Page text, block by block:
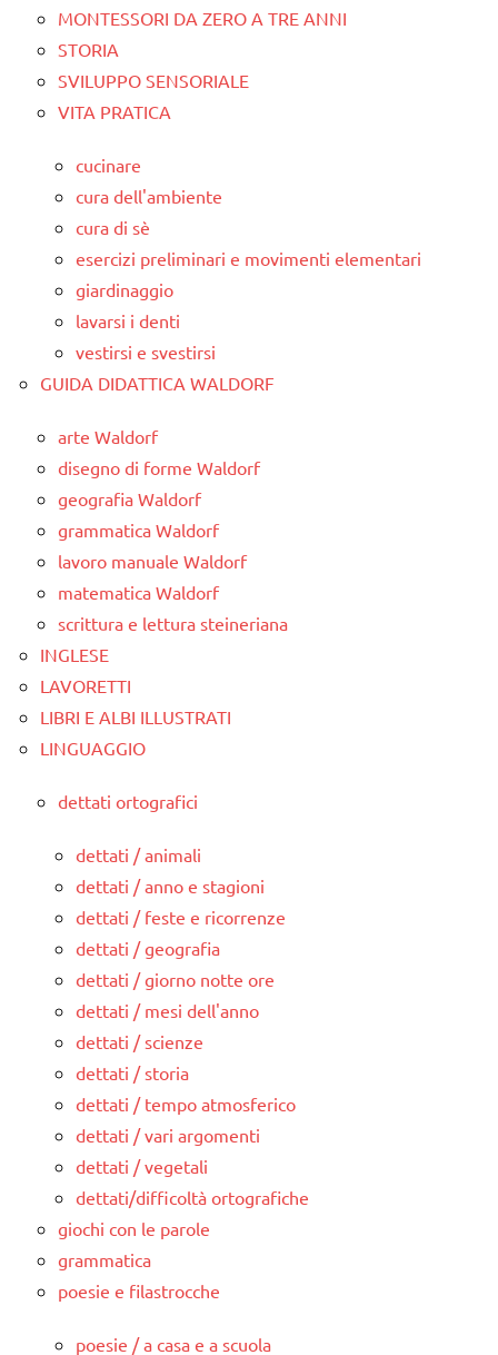
MONTESSORI DA ZERO A TRE ANNI
STORIA
SVILUPPO SENSORIALE
VITA PRATICA
cucinare
cura dell'ambiente
cura di sè
esercizi preliminari e movimenti elementari
giardinaggio
lavarsi i denti
vestirsi e svestirsi
GUIDA DIDATTICA WALDORF
arte Waldorf
disegno di forme Waldorf
geografia Waldorf
grammatica Waldorf
lavoro manuale Waldorf
matematica Waldorf
scrittura e lettura steineriana
INGLESE
LAVORETTI
LIBRI E ALBI ILLUSTRATI
LINGUAGGIO
dettati ortografici
dettati / animali
dettati / anno e stagioni
dettati / feste e ricorrenze
dettati / geografia
dettati / giorno notte ore
dettati / mesi dell'anno
dettati / scienze
dettati / storia
dettati / tempo atmosferico
dettati / vari argomenti
dettati / vegetali
dettati/difficoltà ortografiche
giochi con le parole
grammatica
poesie e filastrocche
poesie / a casa e a scuola